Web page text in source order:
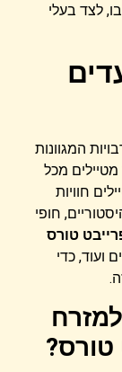
לצד בעלי
המגוונות
מכל
חוויות
חופי
טורס
ועוד, כדי
טורס?